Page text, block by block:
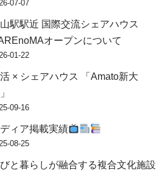
07-07
駅駅近 国際交流シェアハウス
オープンについて
01-22
× シェアハウス 「Amato新大
09-16
ディア掲載実績
08-25
と暮らしが融合する複合文化施設